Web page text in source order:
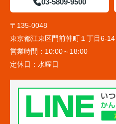
〒135-0048
東京都江東区門前仲町１丁目6-
営業時間： 10:00～18:00
定休日： 水曜日